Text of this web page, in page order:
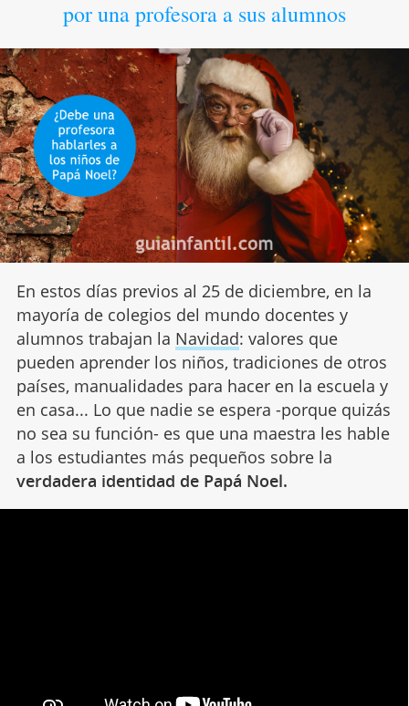
por una profesora a sus alumnos
En estos días previos al 25 de diciembre, en la
mayoría de colegios del mundo docentes y
alumnos trabajan la Navidad: valores que
pueden aprender los niños, tradiciones de otros
países, manualidades para hacer en la escuela y
en casa... Lo que nadie se espera -porque quizás
no sea su función- es que una maestra les hable
a los estudiantes más pequeños sobre la
verdadera identidad de Papá Noel.